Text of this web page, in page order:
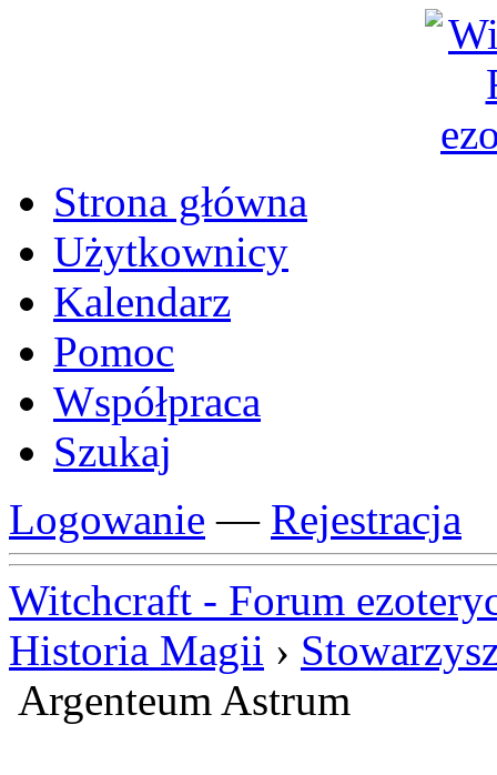
Strona główna
Użytkownicy
Kalendarz
Pomoc
Współpraca
Szukaj
Logowanie — Rejestracja
Witchcraft - Forum
Historia Magii ›
Argenteum Astrum